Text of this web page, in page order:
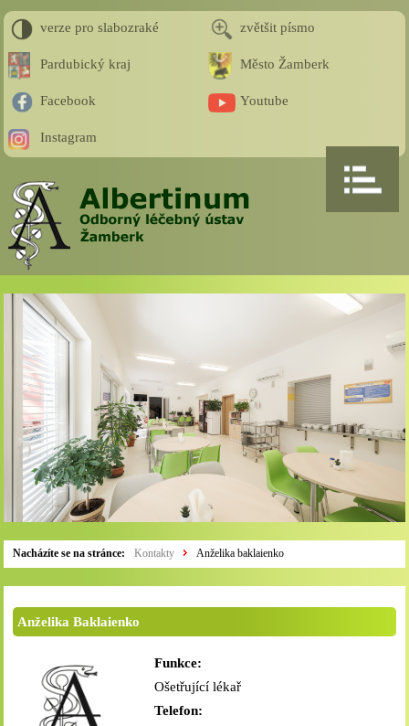
verze pro slabozraké zvětšit písmo
Pardubický kraj Město Žamberk
Facebook Youtube
Instagram
Nacházíte se na stránce: Kontakty Anželika baklaienko
Anželika Baklaienko
Funkce:
Ošetřující lékař
Telefon: